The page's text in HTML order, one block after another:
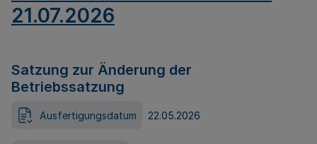
21.07.2026
Satzung zur Änderung der
Betriebssatzung
Ausfertigungsdatum 22.05.2026